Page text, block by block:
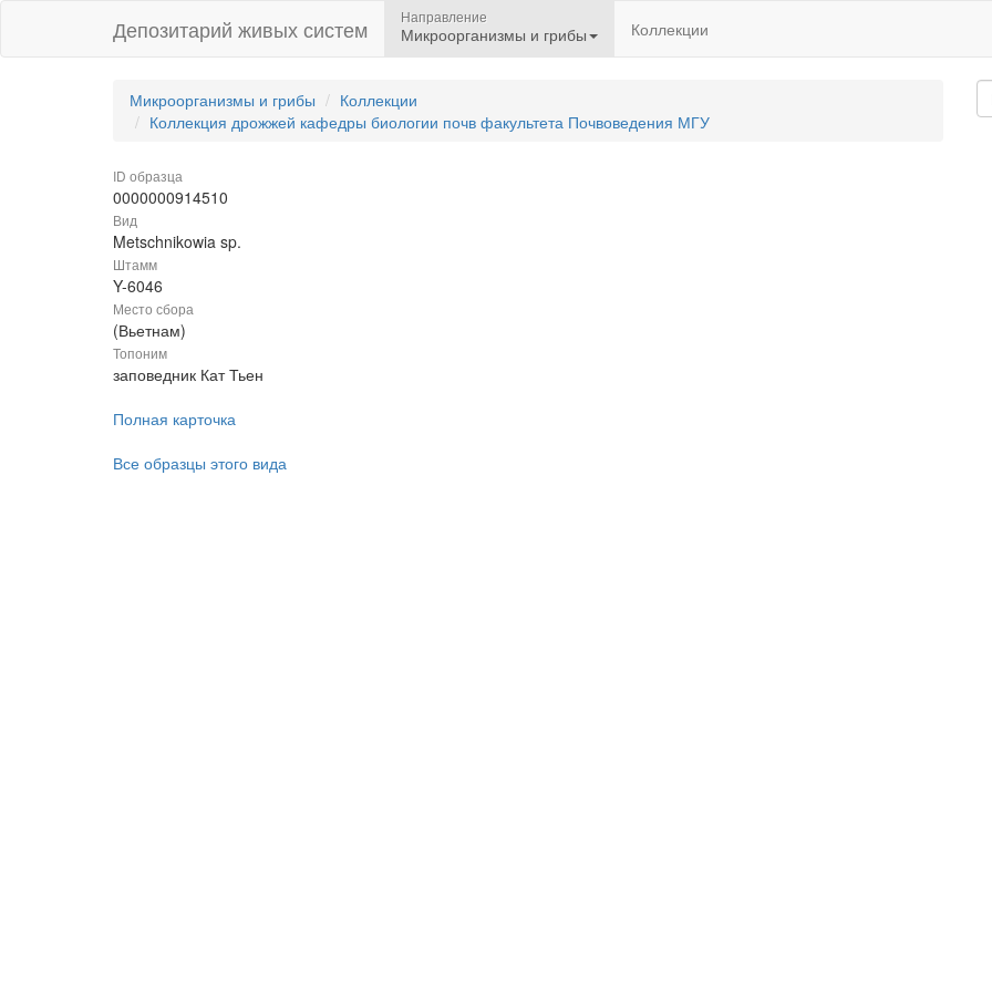
Депозитарий живых систем Направление
Микроорганизмы и грибы Коллекции
Микроорганизмы и грибы
Коллекции
Коллекция дрожжей кафедры биологии почв факультета Почвоведения МГУ
ID образца
0000000914510
Вид
Metschnikowia sp.
Штамм
Y-6046
Место сбора
(Вьетнам)
Топоним
заповедник Кат Тьен
Полная карточка
Все образцы этого вида